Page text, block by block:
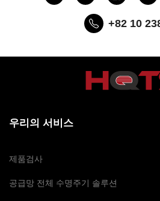
+82 10
우리의 서비스
제품검사
공급망 전체 수명주기 솔루션